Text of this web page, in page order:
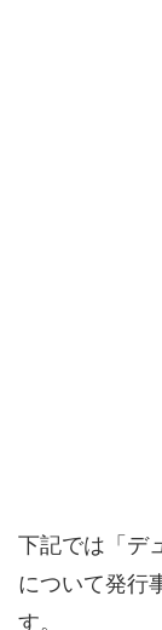
下記では「デ
について発行
す。